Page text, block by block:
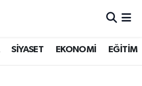
SİYASET EKONOMİ EĞİTİM